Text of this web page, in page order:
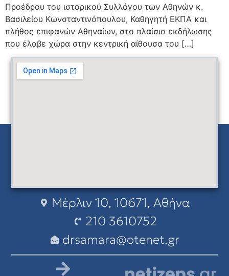
Προέδρου του ιστορικού Συλλόγου των Αθηνών κ.
Βασιλείου Κωνσταντινόπουλου, Καθηγητή ΕΚΠΑ και
πλήθος επιφανών Αθηναίων, στο πλαίσιο εκδήλωσης
που έλαβε χώρα στην κεντρική αίθουσα του […]
Μέρλιν 10, 10671, Αθήνα
210 3610752
drsamara@otenet.gr